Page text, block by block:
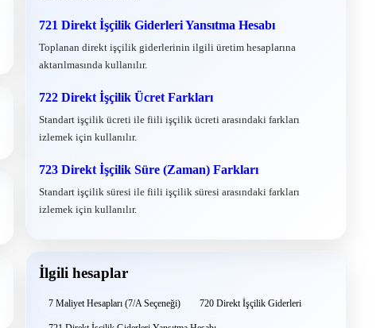
721 Direkt İşçilik Giderleri Yansıtma Hesabı
Toplanan direkt işçilik giderlerinin ilgili üretim hesaplarına
aktarılmasında kullanılır.
722 Direkt İşçilik Ücret Farkları
Standart işçilik ücreti ile fiili işçilik ücreti arasındaki farkları
izlemek için kullanılır.
723 Direkt İşçilik Süre (Zaman) Farkları
Standart işçilik süresi ile fiili işçilik süresi arasındaki farkları
izlemek için kullanılır.
İlgili hesaplar
7 Maliyet Hesapları (7/A Seçeneği) 720 Direkt İşçilik Giderleri